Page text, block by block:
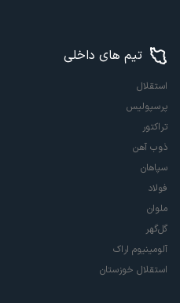
تیم های داخلی
استقلال
پرسپولیس
تراکتور
ذوب آهن
سپاهان
فولاد
ملوان
گل‌گهر
آلومینیوم اراک
استقلال خوزستان